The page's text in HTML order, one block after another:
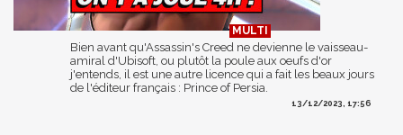
Bien avant qu'Assassin's Creed ne devienne le vaisseau-
amiral d'Ubisoft, ou plutôt la poule aux oeufs d'or
j'entends, il est une autre licence qui a fait les beaux jours
de l'éditeur français : Prince of Persia.
13/12/2023, 17:56